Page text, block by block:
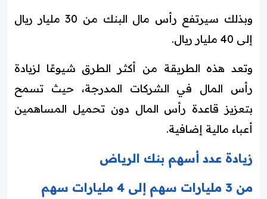
وبذلك سيرتفع رأس مال البنك من 30 مليار ريال
إلى 40 مليار ريال.
وتعد هذه الطريقة من أكثر الطرق شيوعًا لزيادة
رأس المال في الشركات المدرجة، حيث تسمح
بتعزيز قاعدة رأس المال دون تحميل المساهمين
أعباء مالية إضافية.
زيادة عدد أسهم بنك الرياض
من 3 مليارات سهم إلى 4 مليارات سهم